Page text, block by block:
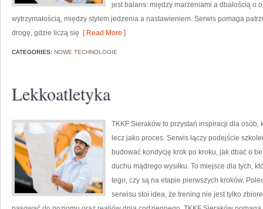
jest balans: między marzeniami a dbałością o
wytrzymałością, między stylem jedzenia a nastawieniem. Serwis pomaga
drogę, gdzie liczą się [ Read More ]
CATEGORIES: NOWE TECHNOLOGIE
Lekkoatletyka
TKKF Sieraków to przystań inspiracji dla
lecz jako proces. Serwis łączy podejście
budować kondycję krok po kroku, jak dbać o
duchu mądrego wysiłku. To miejsce dla tych,
tego, czy są na etapie pierwszych kroków.
serwisu stoi idea, że trening nie jest tylko